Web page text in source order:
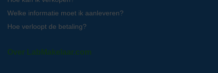
Welke informatie moet ik aanleveren?
Hoe verloopt de betaling?
Over LabMakelaar.com